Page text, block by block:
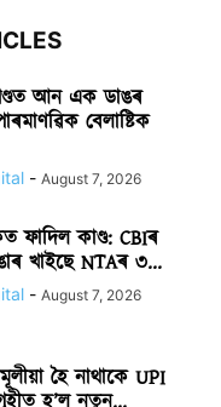
আন এক ডাঙৰ
বেলাষ্টিক
- August 7, 2026
ফাদিল কাণ্ড: CBIৰ
খাইছে NTAৰ ৩...
- August 7, 2026
হৈ নাথাকে UPI